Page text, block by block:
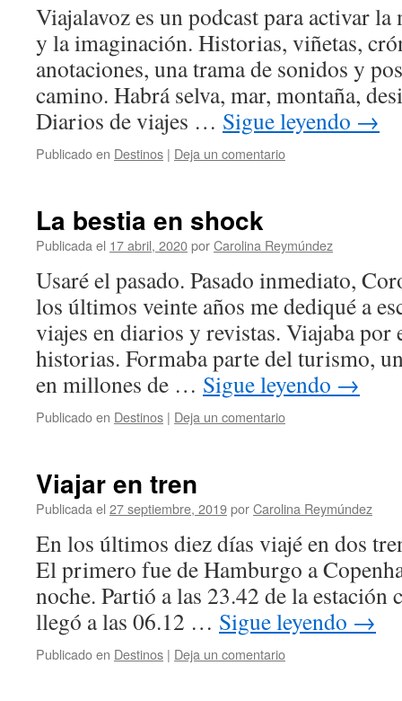
Viajalavoz es un podcast para activar
y la imaginación. Historias, viñetas,
anotaciones, una trama de sonidos y
camino. Habrá selva, mar, montaña,
Diarios de viajes … Sigue leyendo →
Publicado en Destinos | Deja un comentario
La bestia en shock
Publicada el 17 abril, 2020porCarolina Reymúndez
Usaré el pasado. Pasado inmediato,
los últimos veinte años me dediqué a
viajes en diarios y revistas. Viajaba
historias. Formaba parte del turismo,
en millones de … Sigue leyendo →
Publicado en Destinos | Deja un comentario
Viajar en tren
Publicada el 27 septiembre, 2019porCarolina Reymúndez
En los últimos diez días viajé en dos
El primero fue de Hamburgo a
noche. Partió a las 23.42 de la
llegó a las 06.12 … Sigue leyendo →
Publicado en Destinos | Deja un comentario